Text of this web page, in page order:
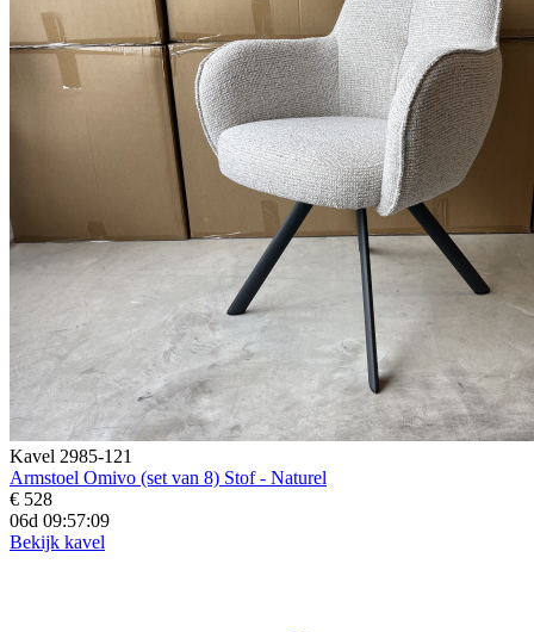
Kavel 2985-121
Armstoel Omivo (set van 8) Stof - Naturel
€ 528
06d 09:57:07
Bekijk kavel